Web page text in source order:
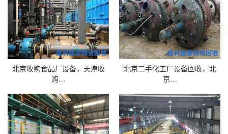
北京收购食品厂设备，天津收
购…
北京二手化工厂设备回收，北
京…